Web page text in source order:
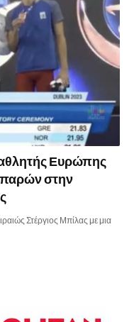
Ευρώπης
παρών στην
Στέργιος Μπίλας με μια